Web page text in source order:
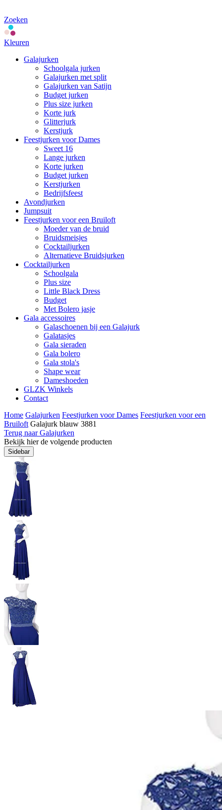
Zoeken
Kleuren
Galajurken
Schoolgala jurken
Galajurken met split
Galajurken van Satijn
Budget jurken
Plus size jurken
Korte jurk
Glitterjurk
Kerstjurk
Feestjurken voor Dames
Sweet 16
Lange jurken
Korte jurken
Budget jurken
Kerstjurken
Bedrijfsfeest
Avondjurken
Jumpsuit
Feestjurken voor een Bruiloft
Moeder van de bruid
Bruidsmeisjes
Cocktailjurken
Alternatieve Bruidsjurken
Cocktailjurken
Schoolgala
Plus size
Little Black Dress
Budget
Met Bolero jasje
Gala accessoires
Galaschoenen bij een Galajurk
Galatasjes
Gala sieraden
Gala bolero
Gala stola's
Shape wear
Dameshoeden
GLZK Winkels
Contact
Home Galajurken Feestjurken voor Dames Feestjurken voor een
Bruiloft Galajurk blauw 3881
Terug naar Galajurken
Bekijk hier de volgende producten
Sidebar